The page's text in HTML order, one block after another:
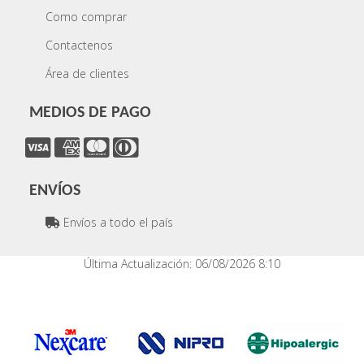
Como comprar
Contactenos
Área de clientes
MEDIOS DE PAGO
ENVÍOS
Envíos a todo el país
Última Actualización: 06/08/2026 8:10